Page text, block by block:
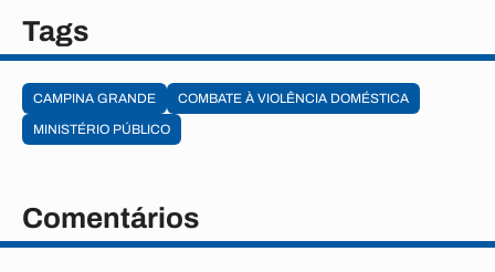
Tags
CAMPINA GRANDE
COMBATE À VIOLÊNCIA DOMÉSTICA
MINISTÉRIO PÚBLICO
Comentários